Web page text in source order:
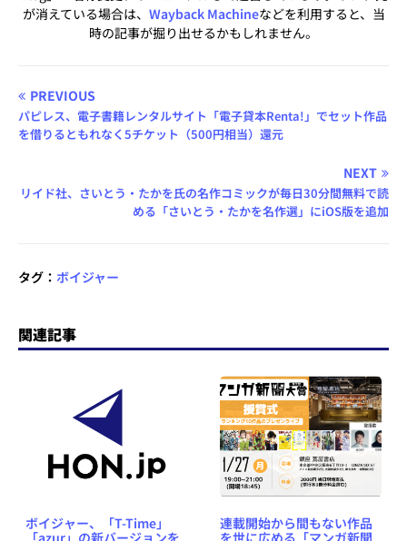
が消えている場合は、 Wayback Machineなどを利用すると、当
時の記事が掘り出せるかもしれません。
PREVIOUS
パピレス、電子書籍レンタルサイト「電子貸本Renta!」でセット作品
を借りるともれなく5チケット（500円相当）還元
NEXT
リイド社、さいとう・たかを氏の名作コミックが毎日30分間無料で読
める「さいとう・たかを名作選」にiOS版を追加
タグ： ボイジャー
関連記事
ボイジャー、「T-Time」
「azur」の新バージョンを
連載開始から間もない作品
を世に広める「マンガ新聞